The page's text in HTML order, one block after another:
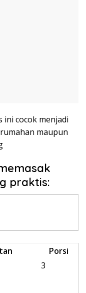
ini cocok menjadi
maupun
praktis:
Porsi
3